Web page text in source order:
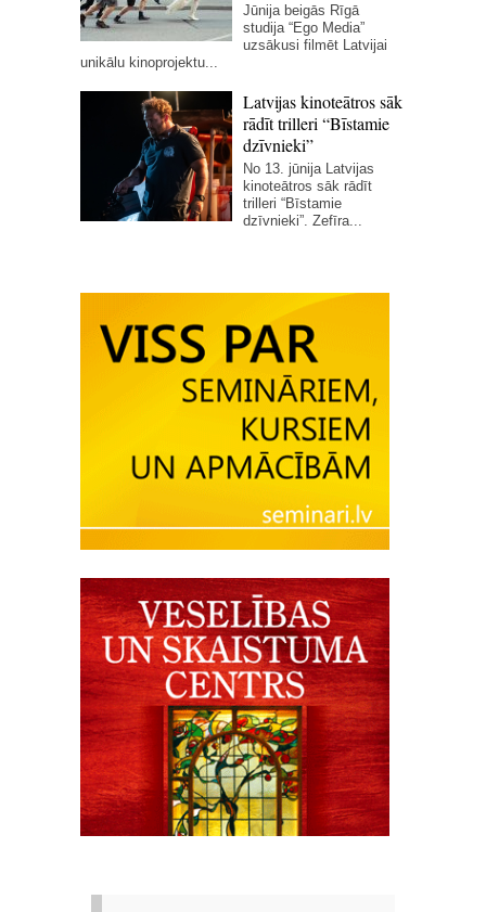
Jūnija beigās Rīgā
studija “Ego Media”
uzsākusi filmēt Latvijai
unikālu kinoprojektu...
Latvijas kinoteātros sāk
rādīt trilleri “Bīstamie
dzīvnieki”
No 13. jūnija Latvijas
kinoteātros sāk rādīt
trilleri “Bīstamie
dzīvnieki”. Zefīra...